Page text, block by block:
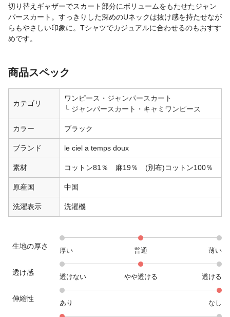
切り替えギャザーでスカート部分にボリュームをもたせたジャン
パースカート。すっきりした深めのUネックは抜け感を持たせなが
らもやさしい印象に。Tシャツでカジュアルに合わせるのもおすす
めです。
商品スペック
カテゴリ
ワンピース・ジャンパースカート
ジャンパースカート・キャミワンピース
カラー ブラック
ブランド le ciel a temps doux
素材 コットン81％ 麻19％ (別布)コットン100％
原産国 中国
洗濯表示 洗濯機
生地の厚さ
厚い 普通 薄い
透け感
透けない やや透ける 透ける
伸縮性
あり なし